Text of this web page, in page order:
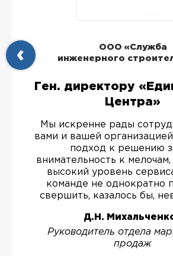
ООО «Служба
инженерного
Ген. директору
Центра»
Мы искренне рады
вами и вашей
подход к решению
внимательность к
высокий уровень
команде не однократно
свершить, казалось бы,
Д.Н.
Руководитель отдела
продаж